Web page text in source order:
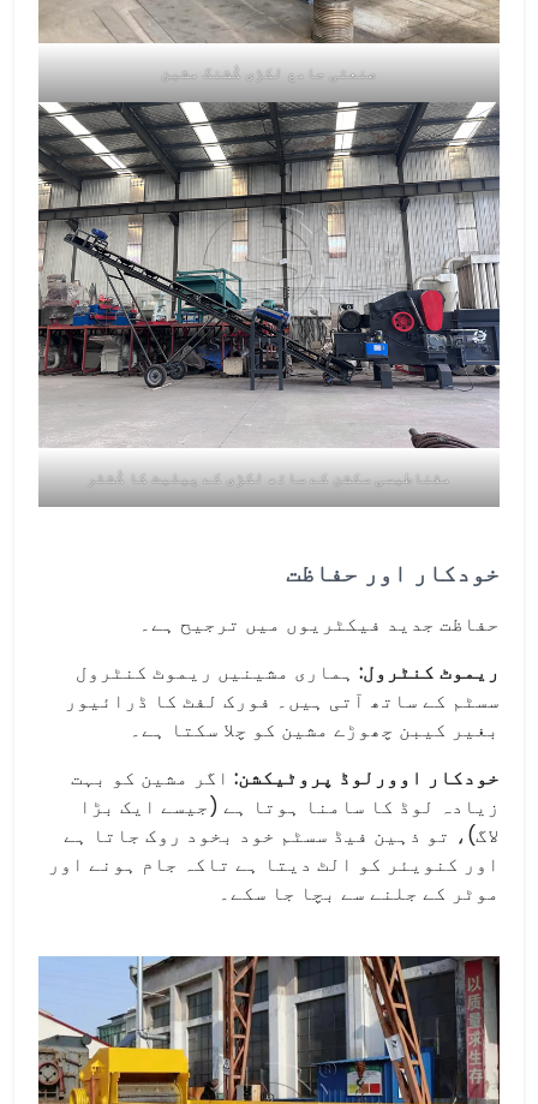
صنعتی جامع لکڑی کُشنگ مشین
مقناطیسی سکشن کے ساتھ لکڑی کے پیلیٹ کا کُشٹر
خودکار اور حفاظت
حفاظت جدید فیکٹریوں میں ترجیح ہے۔
ریموٹ کنٹرول: ہماری مشینیں ریموٹ کنٹرول
سسٹم کے ساتھ آتی ہیں۔ فورک لفٹ کا ڈرائیور
بغیر کیبن چھوڑے مشین کو چلا سکتا ہے۔
خودکار اوورلوڈ پروٹیکشن: اگر مشین کو بہت
زیادہ لوڈ کا سامنا ہوتا ہے (جیسے ایک بڑا
لاگ)، تو ذہین فیڈ سسٹم خود بخود روک جاتا ہے
اور کنویئر کو الٹ دیتا ہے تاکہ جام ہونے اور
موٹر کے جلنے سے بچا جا سکے۔